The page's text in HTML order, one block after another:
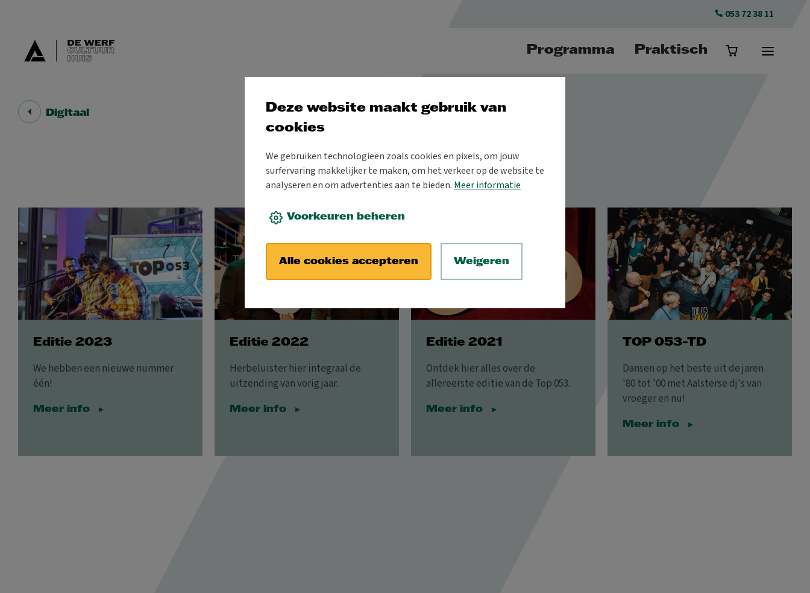
053 72 38 11
Programma Praktisch
Digitaal
TOP 053
Editie 2023
We hebben een nieuwe nummer
één!
Meer info
Editie 2022
Herbeluister hier integraal de
uitzending van vorig jaar.
Meer info
Editie 2021
Ontdek hier alles over de
allereerste editie van de Top 053.
Meer info
TOP 053-TD
Dansen op het beste uit de jaren
'80 tot '00 met Aalsterse dj's van
vroeger en nu!
Meer info
Deze website maakt gebruik van
cookies
We gebruiken technologieën zoals cookies en pixels, om jouw
surfervaring makkelijker te maken, om het verkeer op de website te
analyseren en om advertenties aan te bieden. Meer informatie
Voorkeuren beheren
Alle cookies accepteren Weigeren